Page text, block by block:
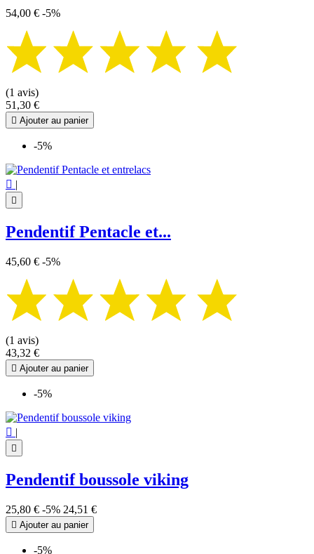
54,00 € -5%
(1 avis)
51,30 €
 Ajouter au panier
-5%
 |

Pendentif Pentacle et...
45,60 € -5%
(1 avis)
43,32 €
 Ajouter au panier
-5%
 |

Pendentif boussole viking
25,80 € -5% 24,51 €
 Ajouter au panier
-5%